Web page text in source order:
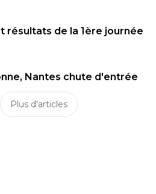
résultats de la 1ère journée
Nantes chute d'entrée
Plus d'articles